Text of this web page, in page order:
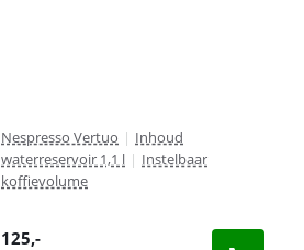
Nespresso Vertuo | Inhoud
waterreservoir 1,1 l | Instelbaar
koffievolume
125,-